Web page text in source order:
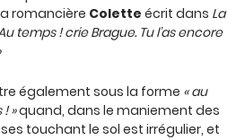
romancière Colette écrit dans La
temps ! crie Brague. Tu l’as encore
également sous la forme « au
»quand, dans le maniement des
touchant le sol est irrégulier, et